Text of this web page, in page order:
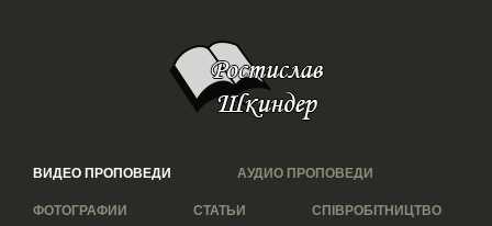
ВИДЕО ПРОПОВЕДИ АУДИО ПРОПОВЕДИ
ФОТОГРАФИИ СТАТЬИ СПІВРОБІТНИЦТВО